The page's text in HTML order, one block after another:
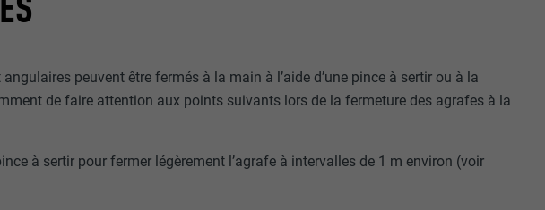
peuvent être fermés à la main à l’aide d’une pince à sertir ou à la
de faire attention aux points suivants lors de la fermeture des agrafes à la
à sertir pour fermer légèrement l’agrafe à intervalles de 1 m environ (voir